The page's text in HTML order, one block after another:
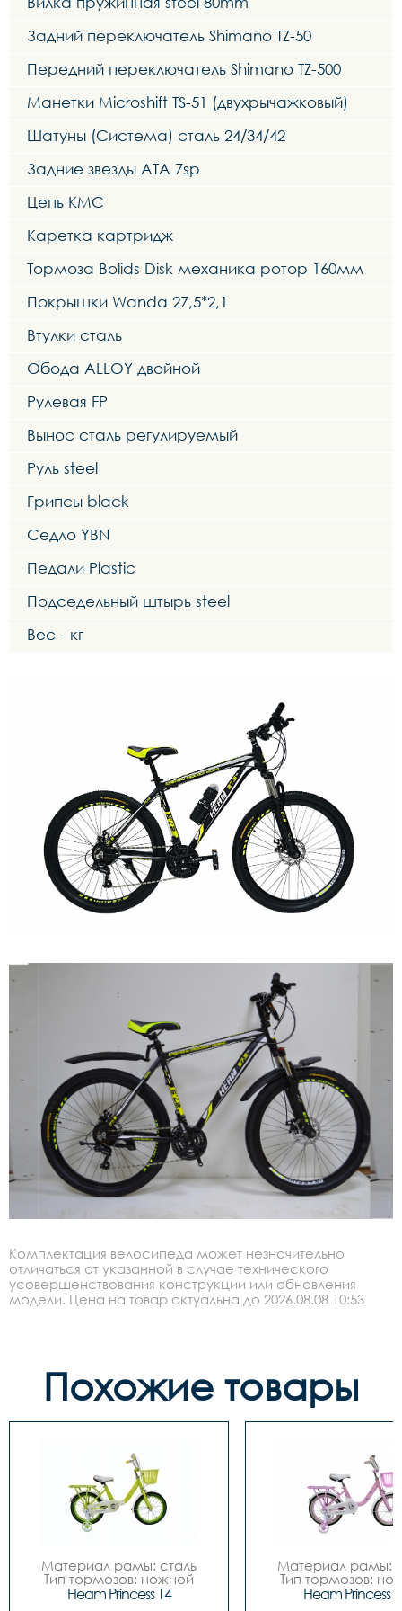
Задний переключатель Shimano TZ-50
Передний переключатель Shimano TZ-500
Манетки Microshift TS-51 (двухрычажковый)
Шатуны (Система) сталь 24/34/42
Задние звезды ATA 7sp
Цепь KMC
Каретка картридж
Тормоза Bolids Disk механика ротор 160мм
Покрышки Wanda 27,5*2,1
Втулки сталь
Обода ALLOY двойной
Рулевая FP
Вынос сталь регулируемый
Руль steel
Грипсы black
Седло YBN
Педали Plastic
Подседельный штырь steel
Вес - кг
Комплектация велосипеда может незначительно
отличаться от указанной в случае технического
усовершенствования конструкции или обновления
модели. Цена на товар актуальна до 2026.08.08 10:53
Похожие товары
Материал рамы: сталь
Тип тормозов: ножной
Диаметр колес: 14
Heam Princess 14
Материал рамы:
Тип тормозов:
Диаметр
Heam Princess